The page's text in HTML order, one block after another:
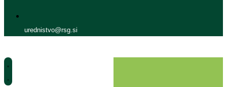
urednistvo@rsg.si